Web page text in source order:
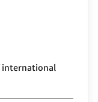
international